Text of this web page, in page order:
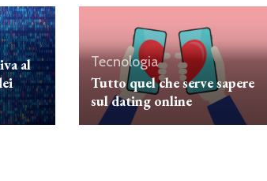
al
Tecnologia
Tutto quel che serve sapere
sul dating online